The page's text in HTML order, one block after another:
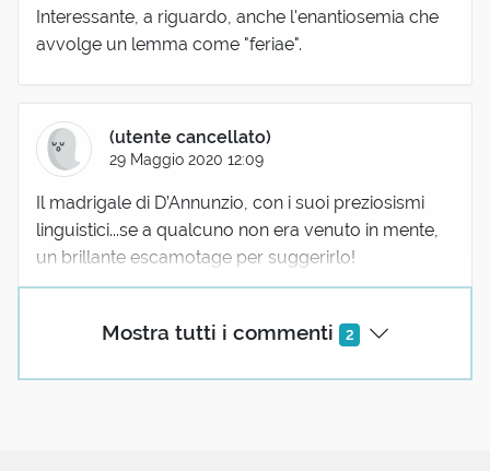
Mostra tutti i commenti 2
Interessante, a riguardo, anche l'enantiosemia che
avvolge un lemma come "feriae".
(utente cancellato)
29 Maggio 2020 12:09
Il madrigale di D’Annunzio, con i suoi preziosismi
linguistici...se a qualcuno non era venuto in mente,
un brillante escamotage per suggerirlo!